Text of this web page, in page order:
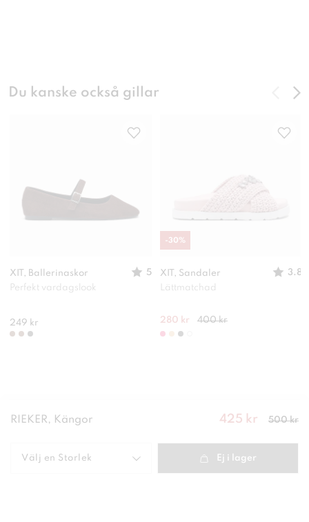
Du kanske också gillar
XIT, Ballerinaskor
5
Perfekt vardagslook
249 kr
XIT, Sandaler
3.8
Lättmatchad
280 kr 400 kr
-30%
RIEKER, Kängor
Nuvarande
krTidigare
pris
425 kr 500 kr
Välj en Storlek Ej i lager